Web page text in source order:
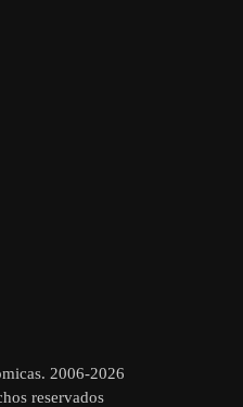
2006-2026
reservados